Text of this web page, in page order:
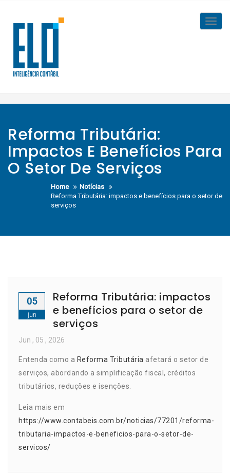
content
Reforma Tributária:
Impactos E Benefícios Para
O Setor De Serviços
Home
Notícias
Reforma Tributária: impactos e benefícios para o setor de
serviços
05
jun
Reforma Tributária: impactos
e benefícios para o setor de
serviços
Jun , 05 , 2026
Entenda como a Reforma Tributária afetará o setor de
serviços, abordando a simplificação fiscal, créditos
tributários, reduções e isenções.
Leia mais em
https://www.contabeis.com.br/noticias/77201/reforma-
tributaria-impactos-e-beneficios-para-o-setor-de-
servicos/